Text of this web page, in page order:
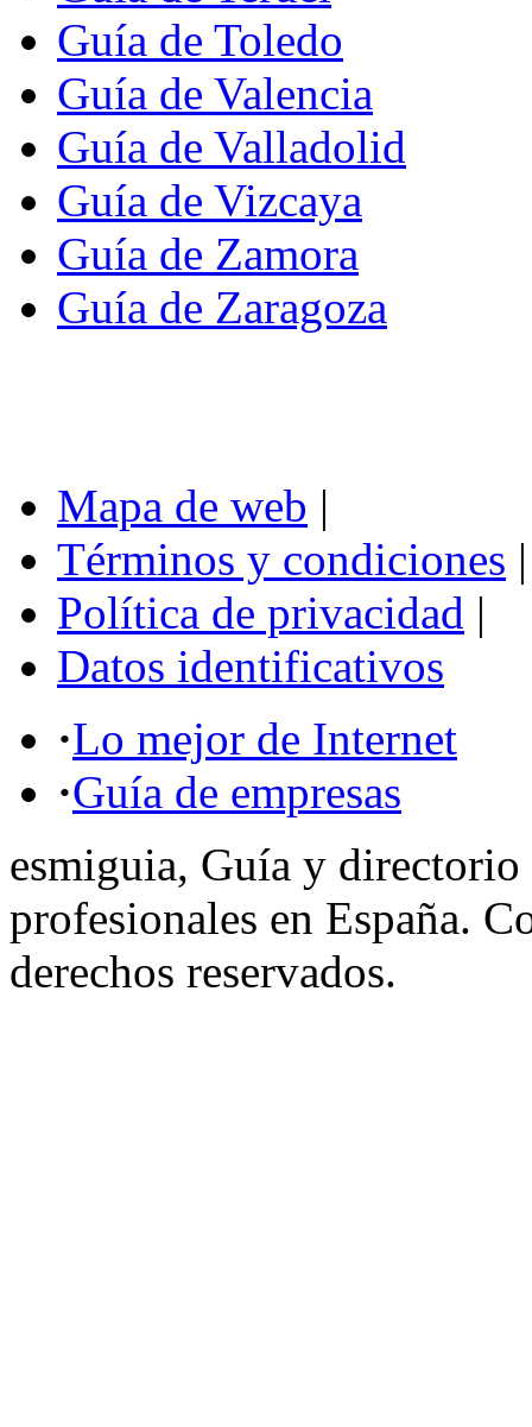
Guía de Toledo
Guía de Valencia
Guía de Valladolid
Guía de Vizcaya
Guía de Zamora
Guía de Zaragoza
Mapa de web |
Términos y condiciones |
Política de privacidad |
Datos identificativos
·Lo mejor de Internet
·Guía de empresas
esmiguia, Guía y directorio
profesionales en España.
derechos reservados.